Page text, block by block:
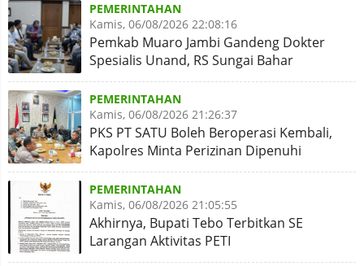
PEMERINTAHAN
Kamis, 06/08/2026 22:08:16
Pemkab Muaro Jambi Gandeng Dokter
Spesialis Unand, RS Sungai Bahar
Disiapkan Naik Kelas
PEMERINTAHAN
Kamis, 06/08/2026 21:26:37
PKS PT SATU Boleh Beroperasi Kembali,
Kapolres Minta Perizinan Dipenuhi
PEMERINTAHAN
Kamis, 06/08/2026 21:05:55
Akhirnya, Bupati Tebo Terbitkan SE
Larangan Aktivitas PETI